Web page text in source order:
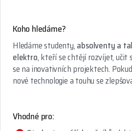
Koho hledáme?
Hledáme studenty,absolventy a
elektro, kteří se chtějí rozvíjet, učit
se na inovativních projektech.
nové technologie a touhu se
Vhodné pro: